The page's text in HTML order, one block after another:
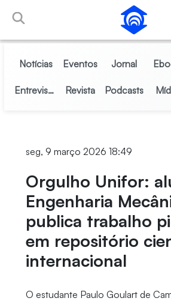
Pular para o Conteúdo principal
Notícias Eventos Jornal
Entrevistas Revista Podcasts
seg, 9 março 2026 18:49
Orgulho Unifor:
Engenharia
publica trabalho
em repositório
internacional
O estudante Paulo Goulart de